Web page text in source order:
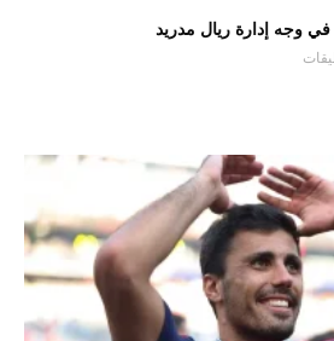
وجه إدارة ريال مدريد